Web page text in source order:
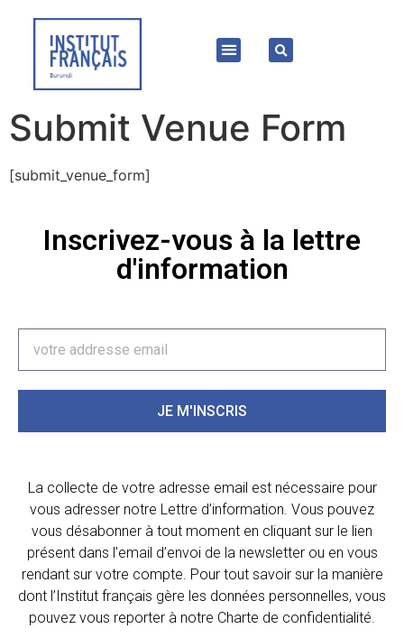
Submit Venue Form
[submit_venue_form]
Inscrivez-vous à la lettre
d'information
JE M'INSCRIS
La collecte de votre adresse email est nécessaire pour
vous adresser notre Lettre d’information. Vous pouvez
vous désabonner à tout moment en cliquant sur le lien
présent dans l’email d’envoi de la newsletter ou en vous
rendant sur votre compte. Pour tout savoir sur la manière
dont l’Institut français gère les données personnelles, vous
pouvez vous reporter à notre Charte de confidentialité.